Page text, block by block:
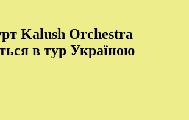
Kalush Orchestra
в тур Україною